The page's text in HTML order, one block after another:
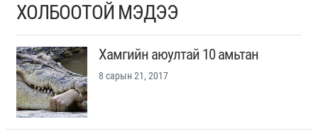
ХОЛБООТОЙ МЭДЭЭ
Хамгийн аюултай 10 амьтан
8 сарын 21, 2017